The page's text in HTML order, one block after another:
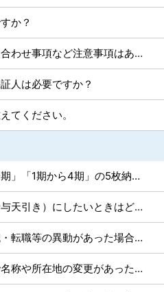
か？
市営住宅入居にあたり、申し合わせ事項など注意事項はありますか？。
人は必要ですか？
てください。
市県民税の納税通知書に「全期」「1期から4期」の5枚納付書が入っていました。どの納付書を使って納めればよいですか？
新たに従業員を特別徴収（給与天引き）にしたいときはどうすればいいですか。
従業員（特別徴収者）に退職・転職等の異動があった場合はどうすればいいですか。
特別徴収を実施する事業所で名称や所在地の変更があった場合はどうすればいいですか。